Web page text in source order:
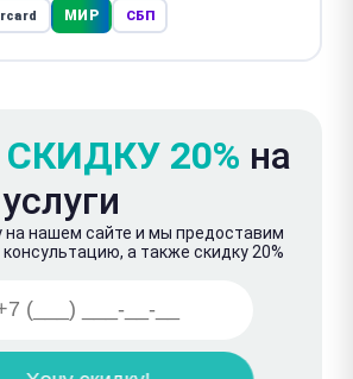
МИР СБП
СКИДКУ 20% на
на нашем сайте и мы предоставим
а также скидку 20%